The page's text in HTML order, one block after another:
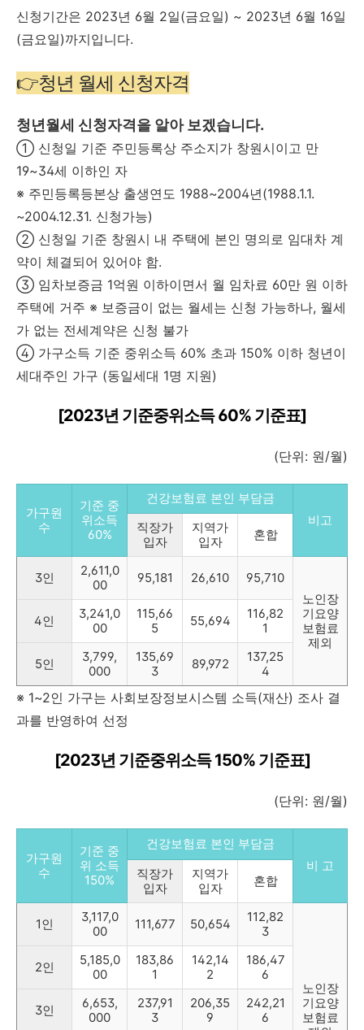
신청기간은 2023년 6월 2일(금요일) ~ 2023년 6월 16일
(금요일)까지입니다.
👉청년 월세 신청자격
청년월세 신청자격을 알아 보겠습니다.
① 신청일 기준 주민등록상 주소지가 창원시이고 만
19~34세 이하인 자
※ 주민등록등본상 출생연도 1988~2004년(1988.1.1.
~2004.12.31. 신청가능)
② 신청일 기준 창원시 내 주택에 본인 명의로 임대차 계
약이 체결되어 있어야 함.
③ 임차보증금 1억원 이하이면서 월 임차료 60만 원 이하
주택에 거주 ※ 보증금이 없는 월세는 신청 가능하나, 월세
가 없는 전세계약은 신청 불가
④ 가구소득 기준 중위소득 60% 초과 150% 이하 청년이
세대주인 가구 (동일세대 1명 지원)
[2023년 기준중위소득 60% 기준표]
(단위: 원/월)
가구원
수
기준 중
위소득
60%
건강보험료 본인 부담금
비고
직장가
입자
지역가
입자
혼합
3인
2,611,0
00
95,181 26,610
95,710
노인장
기요양
보험료
제외
4인
3,241,0
00
115,66
5
55,694
116,82
1
5인
3,799,
000
135,69
3
89,972
137,25
4
※ 1~2인 가구는 사회보장정보시스템 소득(재산) 조사 결
과를 반영하여 선정
[2023년 기준중위소득 150% 기준표]
(단위: 원/월)
가구원
수
기준 중
위 소득
150%
건강보험료 본인 부담금
비 고
직장가
입자
지역가
입자
혼합
1인
3,117,0
00
111,677 50,654
112,82
3
노인장
기요양
보험료
2인
5,185,0
00
183,86
1
142,14
2
186,47
6
3인
6,653,
000
237,91
3
206,35
9
242,21
6